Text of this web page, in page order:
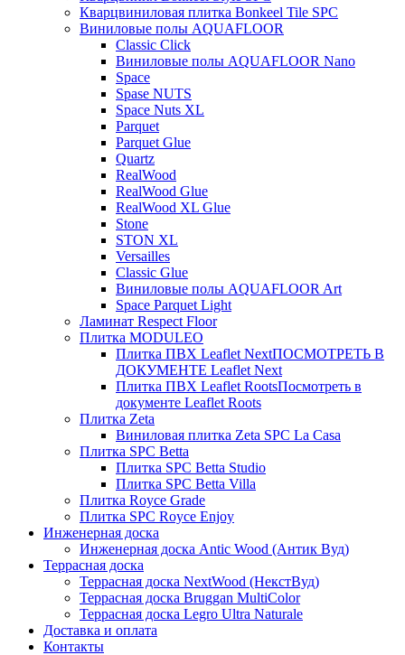
Кварцвиниловая плитка Bonkeel Tile SPC
Виниловые полы AQUAFLOOR
Classic Click
Виниловые полы AQUAFLOOR Nano
Space
Spase NUTS
Space Nuts XL
Parquet
Parquet Glue
Quartz
RealWood
RealWood Glue
RealWood XL Glue
Stone
STON XL
Versailles
Classic Glue
Виниловые полы AQUAFLOOR Art
Space Parquet Light
Ламинат Respect Floor
Плитка MODULEO
Плитка ПВХ Leaflet NextПОСМОТРЕТЬ В
ДОКУМЕНТЕ Leaflet Next
Плитка ПВХ Leaflet RootsПосмотреть в
документе Leaflet Roots
Плитка Zeta
Виниловая плитка Zeta SPC La Casa
Плитка SPC Betta
Плитка SPC Betta Studio
Плитка SPC Betta Villa
Плитка Royce Grade
Плитка SPC Royce Enjoy
Инженерная доска
Инженерная доска Antic Wood (Антик Вуд)
Террасная доска
Террасная доска NextWood (НекстВуд)
Террасная доска Bruggan MultiColor
Террасная доска Legro Ultra Naturale
Доставка и оплата
Контакты